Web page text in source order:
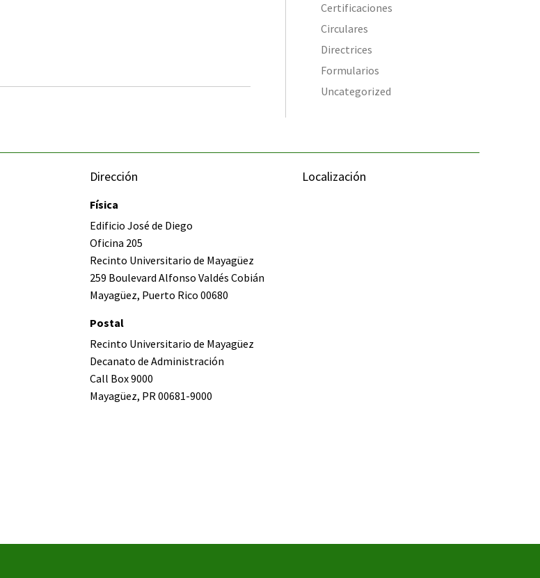
Certificaciones
Circulares
Directrices
Formularios
Uncategorized
Dirección
Física
Edificio José de Diego
Oficina 205
Recinto Universitario de Mayagüez
259 Boulevard Alfonso Valdés Cobián
Mayagüez, Puerto Rico 00680
Postal
Recinto Universitario de Mayagüez
Decanato de Administración
Call Box 9000
Mayagüez, PR 00681-9000
Localización